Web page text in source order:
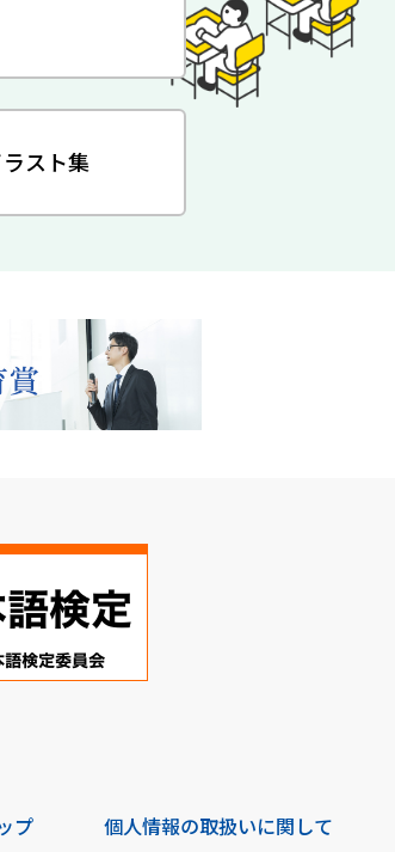
スト集
プ 個人情報の取扱いに関して